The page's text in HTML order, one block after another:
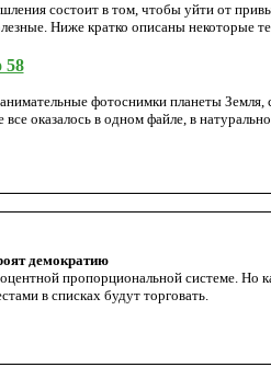
состоит в том, чтобы уйти от
Ниже кратко описаны некоторые
58
фотоснимки планеты
оказалось в одном файле, в
демократию
пропорциональной системе. Но
в списках будут торговать.